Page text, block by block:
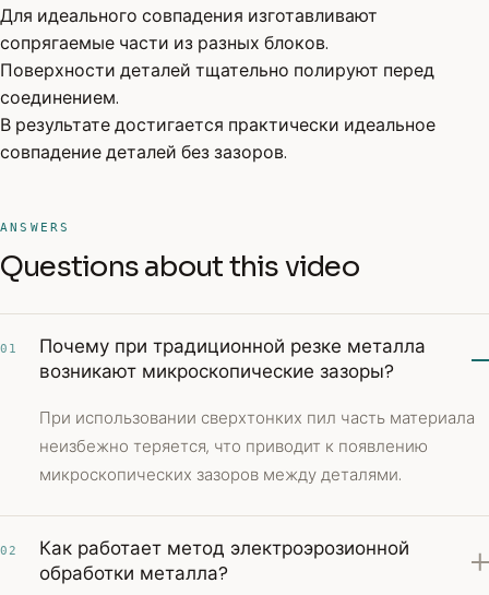
Для идеального совпадения изготавливают
сопрягаемые части из разных блоков.
Поверхности деталей тщательно полируют перед
соединением.
В результате достигается практически идеальное
совпадение деталей без зазоров.
ANSWERS
Questions about this video
01
Почему при традиционной резке металла
возникают микроскопические зазоры?
При использовании сверхтонких пил часть материала
неизбежно теряется, что приводит к появлению
микроскопических зазоров между деталями.
02
Как работает метод электроэрозионной
обработки металла?